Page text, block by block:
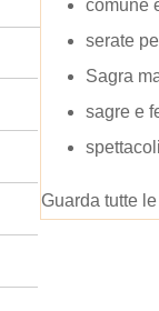
comune
serate
Sagra
sagre e
Guarda tutte